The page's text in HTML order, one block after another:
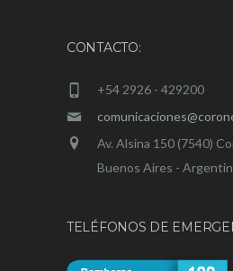
CONTACTO:
+54 2926 - 429200
Av. Alsina 150 (7540)
Buenos Aires -
TELÉFONOS DE